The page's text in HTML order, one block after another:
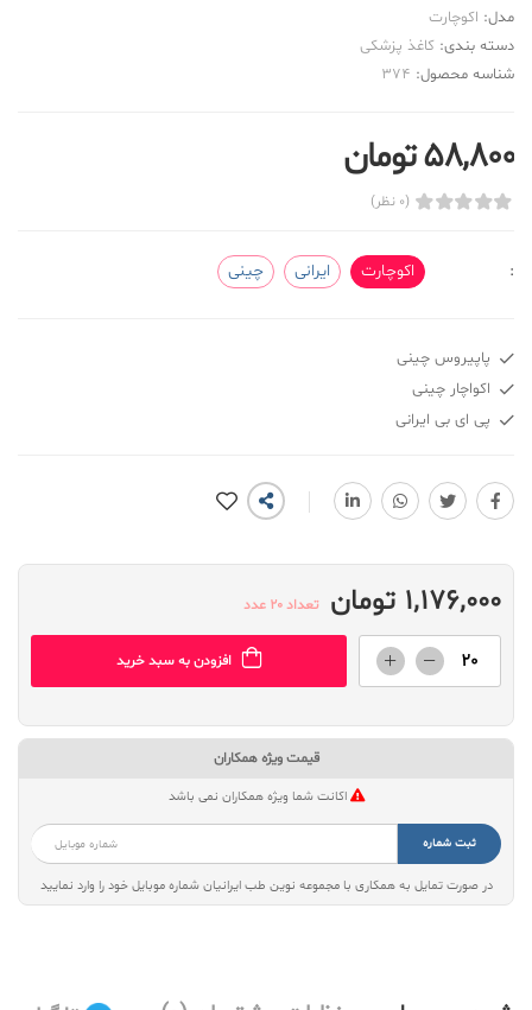
مدل: اکوچارت
دسته بندی: کاغذ پزشکی
شناسه محصول: 374
58,800 تومان
(0 نظر)
: اکوچارت ایرانی چینی
پاپیروس چینی
اکواچار چینی
پی ای بی ایرانی
1,176,000 تومان تعداد 20 عدد
افزودن به سبد خرید
قیمت ویژه همکاران
اکانت شما ویژه همکاران نمی باشد
ثبت شماره
در صورت تمایل به همکاری با مجموعه نوین طب ایرانیان شماره موبایل خود را وارد نمایید